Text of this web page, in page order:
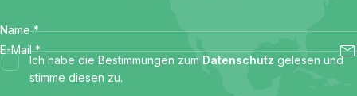
Name *
E-Mail *
Ich habe die Bestimmungen zum Datenschutz gelesen und
stimme diesen zu.